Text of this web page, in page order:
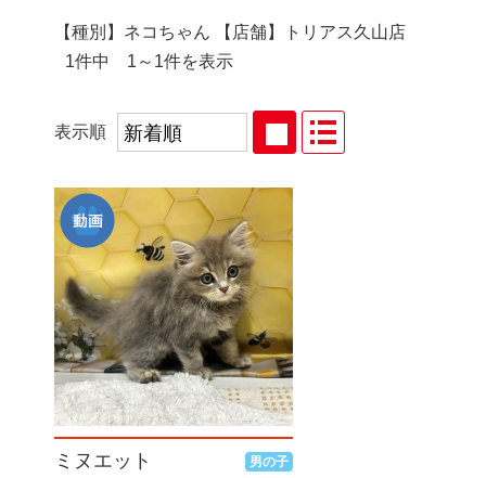
【種別】ネコちゃん 【店舗】トリアス久山店
1件中 1～1件を表示
表示順
ミヌエット 男の子